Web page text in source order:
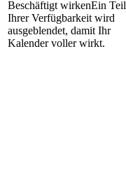
Beschäftigt wirkenEin Teil
Ihrer Verfügbarkeit wird
ausgeblendet, damit Ihr
Kalender voller wirkt.